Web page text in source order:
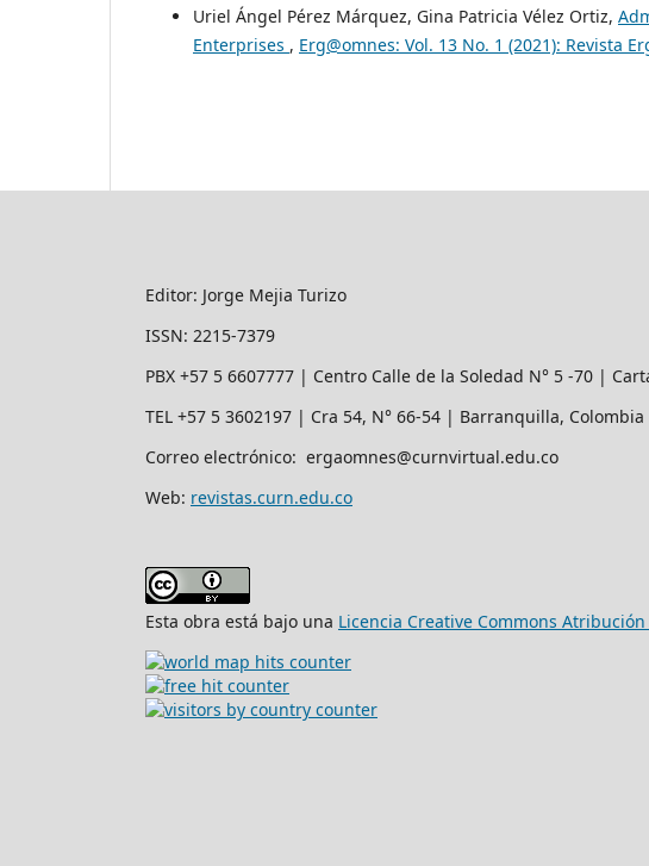
Uriel Ángel Pérez Márquez, Gina Patricia Vélez Ortiz,
Enterprises , Erg@omnes: Vol. 13 No. 1 (2021): Revista
Editor: Jorge Mejia Turizo
ISSN: 2215-7379
PBX +57 5 6607777 | Centro Calle de la Soledad N° 5 -70 |
TEL +57 5 3602197 | Cra 54, N° 66-54 | Barranquilla, Colombia
Correo electrónico: ergaomnes@curnvirtual.edu.co
Web: revistas.curn.edu.co
Esta obra está bajo una Licencia Creative Commons